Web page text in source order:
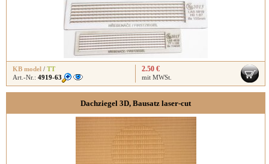
KB model / TT
Art.-Nr.: 4919-63
2.50 €
mit MWSt.
Dachziegel 3D, Bausatz laser-cut